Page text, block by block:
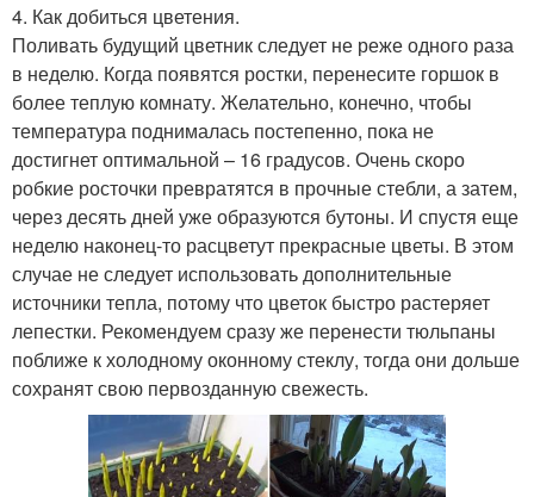
4. Как добиться цветения.
Поливать будущий цветник следует не реже одного раза
в неделю. Когда появятся ростки, перенесите горшок в
более теплую комнату. Желательно, конечно, чтобы
температура поднималась постепенно, пока не
достигнет оптимальной – 16 градусов. Очень скоро
робкие росточки превратятся в прочные стебли, а затем,
через десять дней уже образуются бутоны. И спустя еще
неделю наконец-то расцветут прекрасные цветы. В этом
случае не следует использовать дополнительные
источники тепла, потому что цветок быстро растеряет
лепестки. Рекомендуем сразу же перенести тюльпаны
поближе к холодному оконному стеклу, тогда они дольше
сохранят свою первозданную свежесть.